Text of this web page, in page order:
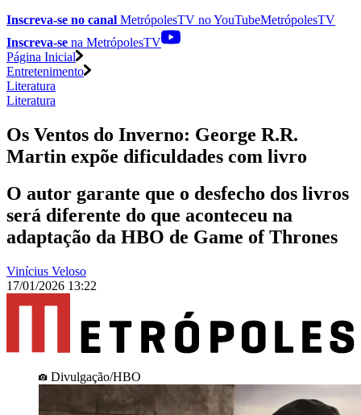
Inscreva-se no canal MetrópolesTV noYouTubeMetrópolesTV
Inscreva-se na MetrópolesTV
Página Inicial
Entretenimento
Literatura
Literatura
Os Ventos do Inverno: George R.R.
Martin expõe dificuldades com livro
O autor garante que o desfecho dos livros
será diferente do que aconteceu na
adaptação da HBO de Game of Thrones
Vinícius Veloso
17/01/2026 13:22
Divulgação/HBO